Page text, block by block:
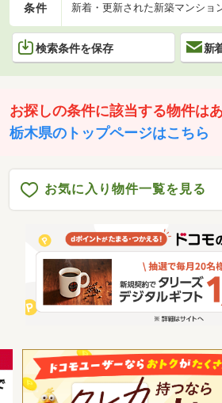
条件 新着・更新された新築マンショ
検索条件を保存 新
お探しの条件に該当する物件は
栃木県のトップページはこちら
お気に入り物件一覧を見る